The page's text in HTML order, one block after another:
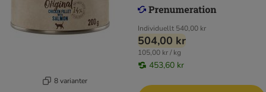
8 varianter
Individuellt 540,00 kr
504,00 kr
105,00 kr / kg
453,60 kr